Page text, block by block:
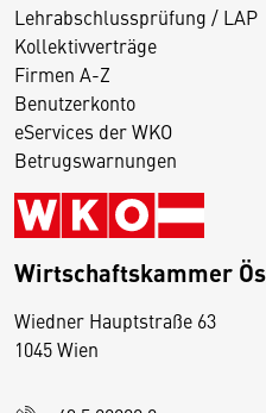
Lehrabschlussprüfung / LAP
Kollektivverträge
Firmen A-Z
Benutzerkonto
eServices der WKO
Betrugswarnungen
Wirtschaftskammer
Wiedner Hauptstraße 63
1045 Wien
D